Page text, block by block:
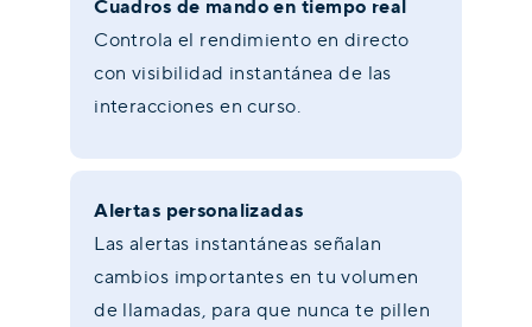
Cuadros de mando en tiempo real
Controla el rendimiento en directo
con visibilidad instantánea de las
interacciones en curso.
Alertas personalizadas
Las alertas instantáneas señalan
cambios importantes en tu volumen
de llamadas, para que nunca te pillen